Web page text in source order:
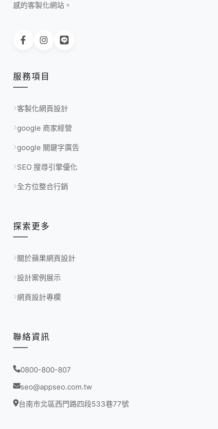
感的客製化網站。
服務項目
客製化網頁設計
google 商家經營
google 關鍵字廣告
SEO 搜尋引擎優化
全方位整合行銷
探索更多
關於蘋果網頁設計
設計案例展示
網頁設計專欄
聯絡資訊
0800-800-807
seo@appseo.com.tw
台南市北區西門路四段533巷77號